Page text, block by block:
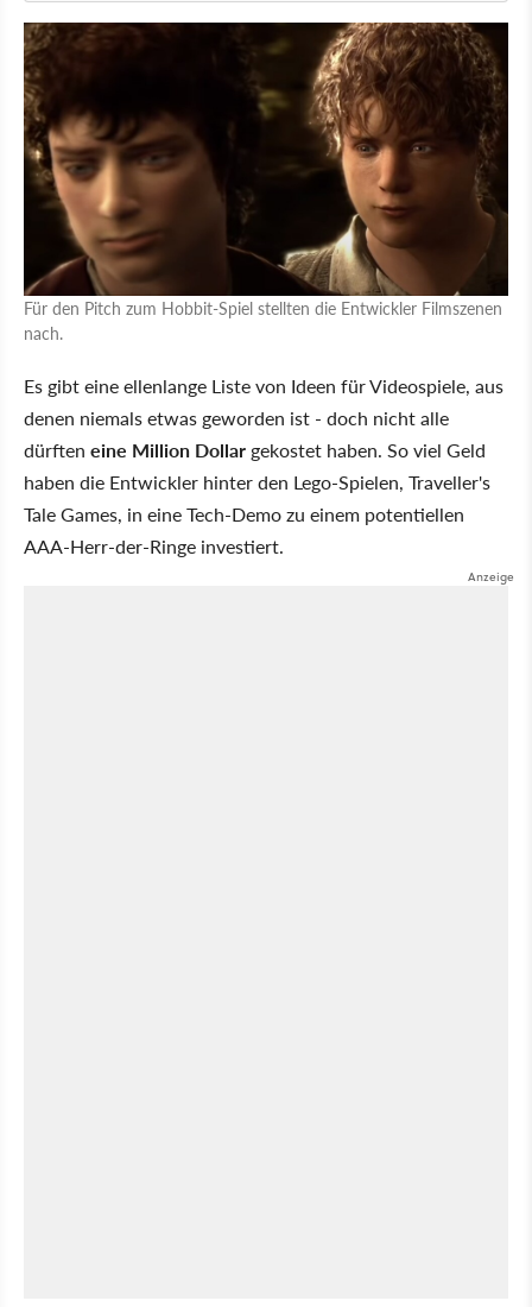
Für den Pitch zum Hobbit-Spiel stellten die Entwickler Filmszenen
nach.
Es gibt eine ellenlange Liste von Ideen für Videospiele, aus
denen niemals etwas geworden ist - doch nicht alle
dürften eine Million Dollar gekostet haben. So viel Geld
haben die Entwickler hinter den Lego-Spielen, Traveller's
Tale Games, in eine Tech-Demo zu einem potentiellen
AAA-Herr-der-Ringe investiert.